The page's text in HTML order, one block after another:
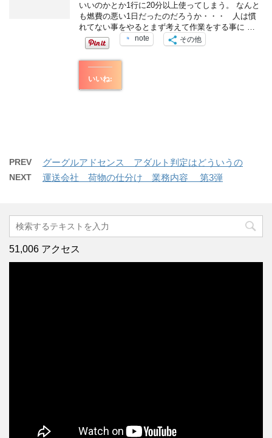
いいのかとか1行に20分以上使ってしまう。 なんと
も燃費の悪い1日だったのだろうか・・・ 人は慣
れてない事をやるとまず考えて作業をする事に …
note その他
いいね:
PREV グーグルアドセンス アダルト判定はどういうの
NEXT 運送会社 荷物の仕分け 業務内容 第3弾
51,006 アクセス